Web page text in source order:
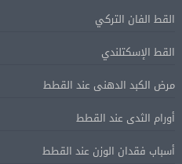
القط الفان التركي
القط الإسكتلندي
مرض الكبد الدهنى عند القطط
أورام الثدى عند القطط
أسباب فقدان الوزن عند القطط